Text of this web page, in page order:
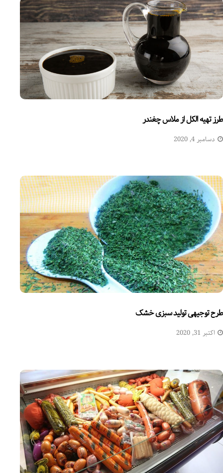
طرز تهیه الکل از ملاس چغندر
دسامبر 4, 2020
طرح توجیهی تولید سبزی خشک
اکتبر 31, 2020